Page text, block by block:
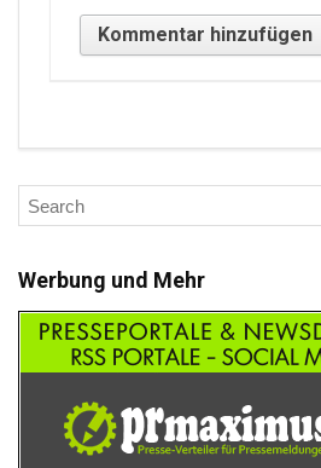
Werbung und Mehr